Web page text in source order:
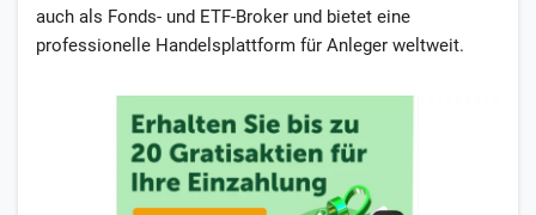
auch als Fonds- und ETF-Broker und bietet eine
professionelle Handelsplattform für Anleger weltweit.